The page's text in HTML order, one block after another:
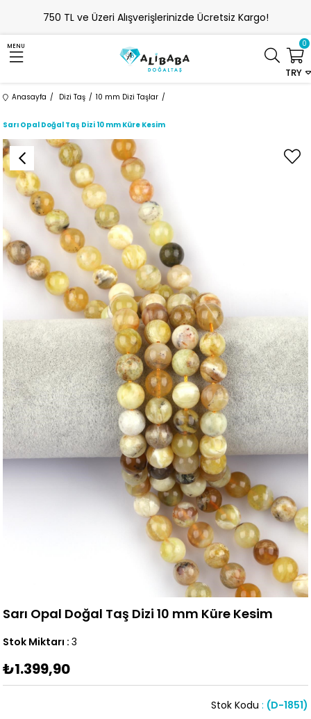
750 TL ve Üzeri Alışverişlerinizde Ücretsiz Kargo!
MENU
TRY
0
Anasayfa Dizi Taş 10 mm Dizi Taşlar
Sarı Opal Doğal Taş Dizi 10 mm Küre Kesim
Sarı Opal Doğal Taş Dizi 10 mm Küre Kesim
Stok Miktarı : 3
₺1.399,90
(D-1851)
Stok Kodu